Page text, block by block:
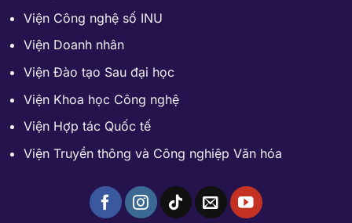
Viện Công nghệ số INU
Viện Doanh nhân
Viện Đào tạo Sau đại học
Viện Khoa học Công nghệ
Viện Hợp tác Quốc tế
Viện Truyền thông và Công nghiệp Văn hóa